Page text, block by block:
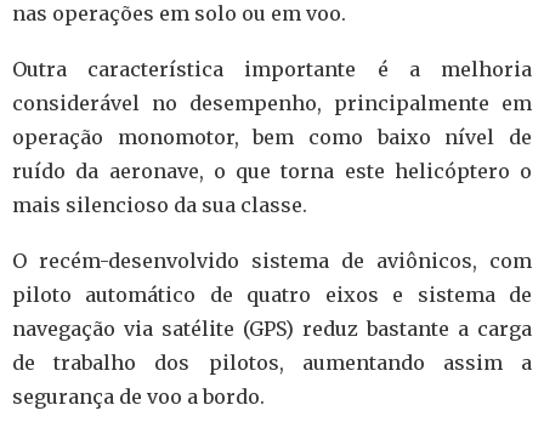
nas operações em solo ou em voo.
Outra característica importante é a melhoria
considerável no desempenho, principalmente em
operação monomotor, bem como baixo nível de
ruído da aeronave, o que torna este helicóptero o
mais silencioso da sua classe.
O recém-desenvolvido sistema de aviônicos, com
piloto automático de quatro eixos e sistema de
navegação via satélite (GPS) reduz bastante a carga
de trabalho dos pilotos, aumentando assim a
segurança de voo a bordo.